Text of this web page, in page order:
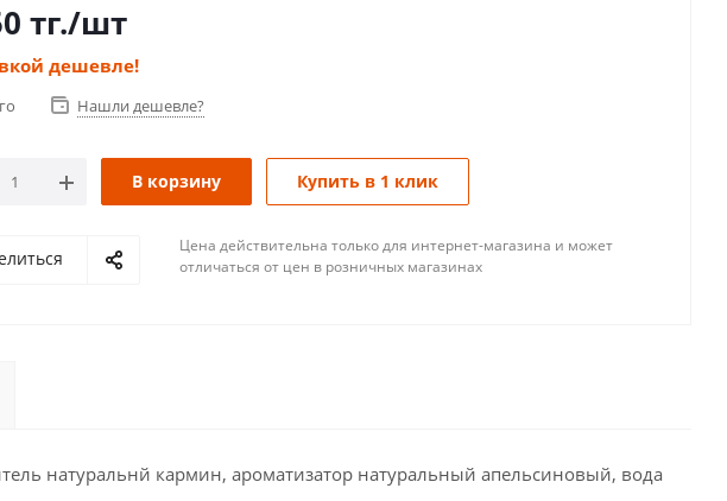
тг./шт
дешевле!
Нашли дешевле?
В корзину Купить в 1 клик
Цена действительна только для интернет-магазина и может
отличаться от цен в розничных магазинах
натуральнй кармин, ароматизатор натуральный апельсиновый, вода